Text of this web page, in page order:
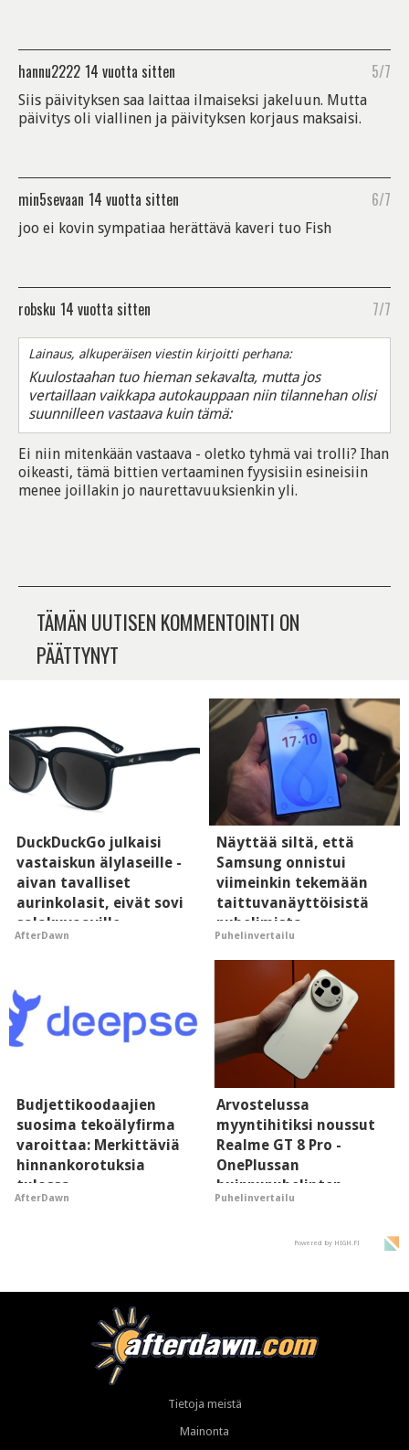
hannu2222 14 vuotta sitten 5/7
Siis päivityksen saa laittaa ilmaiseksi jakeluun. Mutta
päivitys oli viallinen ja päivityksen korjaus maksaisi.
min5sevaan 14 vuotta sitten 6/7
joo ei kovin sympatiaa herättävä kaveri tuo Fish
robsku 14 vuotta sitten 7/7
Lainaus, alkuperäisen viestin kirjoitti perhana:
Kuulostaahan tuo hieman sekavalta, mutta jos
vertaillaan vaikkapa autokauppaan niin tilannehan olisi
suunnilleen vastaava kuin tämä:
Ei niin mitenkään vastaava - oletko tyhmä vai trolli? Ihan
oikeasti, tämä bittien vertaaminen fyysisiin esineisiin
menee joillakin jo naurettavuuksienkin yli.
TÄMÄN UUTISEN KOMMENTOINTI ON
PÄÄTTYNYT
DuckDuckGo julkaisi
vastaiskun älylaseille -
aivan tavalliset
aurinkolasit, eivät sovi
salakuvaaville
hyypiöille
AfterDawn
Näyttää siltä, että
Samsung onnistui
viimeinkin tekemään
taittuvanäyttöisistä
puhelimista
supersuosittuja
Puhelinvertailu
Budjettikoodaajien
suosima tekoälyfirma
varoittaa: Merkittäviä
hinnankorotuksia
tulossa
AfterDawn
Arvostelussa
myyntihitiksi noussut
Realme GT 8 Pro -
OnePlussan
huippupuhelinten
"perillinen"
Puhelinvertailu
Powered by HIGH.FI
Tietoja meistä
Mainonta